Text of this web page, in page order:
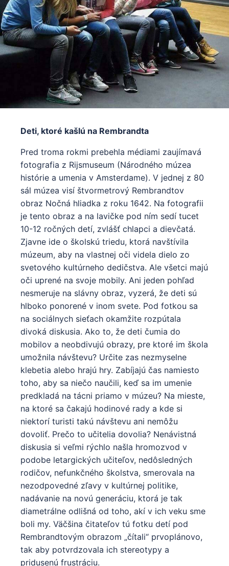
Deti, ktoré kašlú na Rembrandta
Pred troma rokmi prebehla médiami zaujímavá
fotografia z Rijsmuseum (Národného múzea
histórie a umenia v Amsterdame). V jednej z 80
sál múzea visí štvormetrový Rembrandtov
obraz Nočná hliadka z roku 1642. Na fotografii
je tento obraz a na lavičke pod ním sedí tucet
10-12 ročných detí, zvlášť chlapci a dievčatá.
Zjavne ide o školskú triedu, ktorá navštívila
múzeum, aby na vlastnej oči videla dielo zo
svetového kultúrneho dedičstva. Ale všetci majú
oči uprené na svoje mobily. Ani jeden pohľad
nesmeruje na slávny obraz, vyzerá, že deti sú
hlboko ponorené v inom svete. Pod fotkou sa
na sociálnych sieťach okamžite rozpútala
divoká diskusia. Ako to, že deti čumia do
mobilov a neobdivujú obrazy, pre ktoré im škola
umožnila návštevu? Určite zas nezmyselne
klebetia alebo hrajú hry. Zabíjajú čas namiesto
toho, aby sa niečo naučili, keď sa im umenie
predkladá na tácni priamo v múzeu? Na mieste,
na ktoré sa čakajú hodinové rady a kde si
niektorí turisti takú návštevu ani nemôžu
dovoliť. Prečo to učitelia dovolia? Nenávistná
diskusia si veľmi rýchlo našla hromozvod v
podobe letargických učiteľov, nedôsledných
rodičov, nefunkčného školstva, smerovala na
nezodpovedné zľavy v kultúrnej politike,
nadávanie na novú generáciu, ktorá je tak
diametrálne odlišná od toho, akí v ich veku sme
boli my. Väčšina čitateľov tú fotku detí pod
Rembrandtovým obrazom „čítali“ prvoplánovo,
tak aby potvrdzovala ich stereotypy a
pridusenú frustráciu.